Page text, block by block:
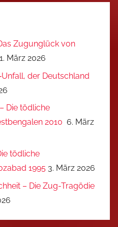
Zugunglück von
März 2026
der Deutschland
Die tödliche
2010 6. März
tödliche
1995 3. März 2026
– Die Zug-Tragödie